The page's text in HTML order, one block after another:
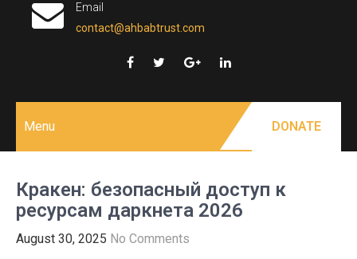
Email
contact@ahbabtrust.com
Menu DONATE
Кракен: безопасный доступ к
ресурсам даркнета 2026
August 30, 2025 No Comments